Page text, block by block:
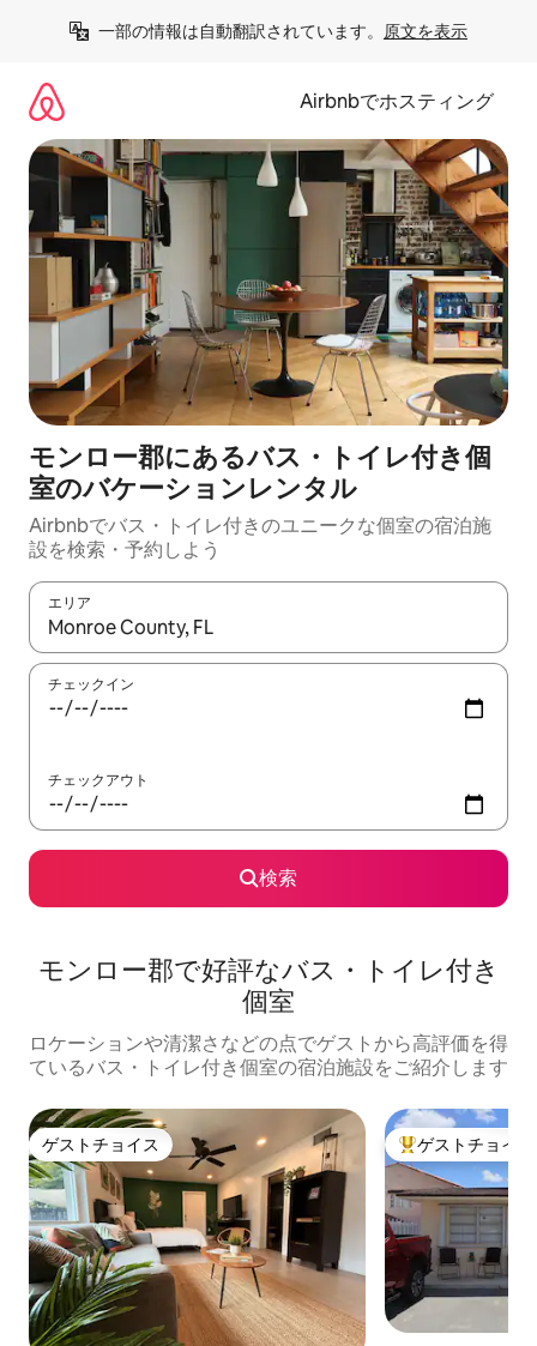
一部の情報は自動翻訳されています。 原文を表示
Airbnbでホスティング
モンロー郡にあるバス・トイレ付き個
室のバケーションレンタル
Airbnbでバス・トイレ付きのユニークな個室の宿泊施
設を検索・予約しよう
エリア
検索結果が表示されたら、上下の矢印キーを使って移動するか
チェックイン
チェックアウト
検索
モンロー郡で好評なバス・トイレ付き
個室
ロケーションや清潔さなどの点でゲストから高評価を得
ているバス・トイレ付き個室の宿泊施設をご紹介します
ゲストチョイス
ゲストチョイス 大好評のゲスト
ゲストチョイス